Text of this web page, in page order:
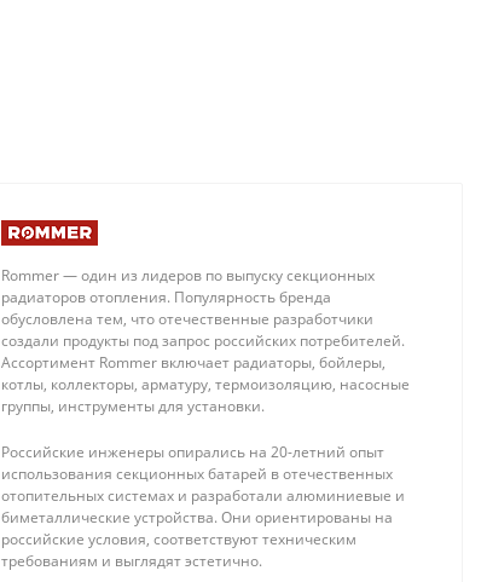
Energoflex
18/6мм Тепло
изоляция для
труб (по 2м),
цвет синий
28 ₽
F 80 Бойлер
косвенного
нагрева
настенный
(встроенный
31 610 ₽
Rommer — один из лидеров по выпуску секционных
радиаторов отопления. Популярность бренда
обусловлена тем, что отечественные разработчики
создали продукты под запрос российских потребителей.
Ассортимент Rommer включает радиаторы, бойлеры,
котлы, коллекторы, арматуру, термоизоляцию, насосные
группы, инструменты для установки.
Российские инженеры опирались на 20-летний опыт
использования секционных батарей в отечественных
отопительных системах и разработали алюминиевые и
биметаллические устройства. Они ориентированы на
российские условия, соответствуют техническим
требованиям и выглядят эстетично.